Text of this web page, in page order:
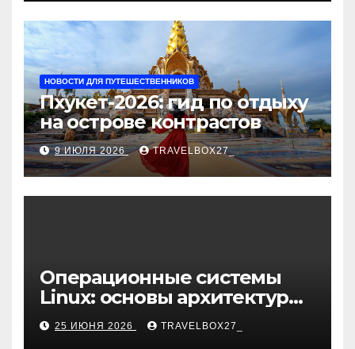
НОВОСТИ ДЛЯ ПУТЕШЕСТВЕННИКОВ
Пхукет-2026: гид по отдыху
на острове контрастов
9 ИЮЛЯ 2026 TRAVELBOX27_
Операционные системы
Linux: основы архитектуры,
компоненты и области
применения
25 ИЮНЯ 2026 TRAVELBOX27_